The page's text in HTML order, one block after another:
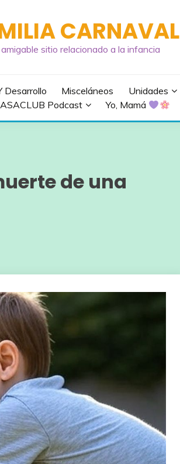
CARNAVAL
sitio relacionado a la infancia
Desarrollo Misceláneos Unidades
Podcast
Yo, Mamá
de una